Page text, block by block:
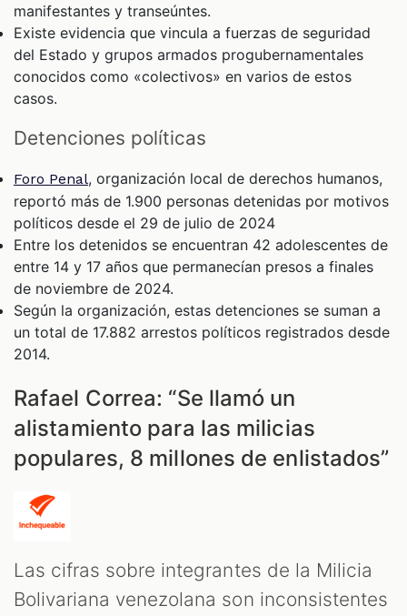
manifestantes y transeúntes.
Existe evidencia que vincula a fuerzas de seguridad
del Estado y grupos armados progubernamentales
conocidos como «colectivos» en varios de estos
casos.
Detenciones políticas
Foro Penal, organización local de derechos humanos,
reportó más de 1.900 personas detenidas por motivos
políticos desde el 29 de julio de 2024
Entre los detenidos se encuentran 42 adolescentes de
entre 14 y 17 años que permanecían presos a finales
de noviembre de 2024.
Según la organización, estas detenciones se suman a
un total de 17.882 arrestos políticos registrados desde
2014.
Rafael Correa: “Se llamó un
alistamiento para las milicias
populares, 8 millones de enlistados”
Las cifras sobre integrantes de la Milicia
Bolivariana venezolana son inconsistentes